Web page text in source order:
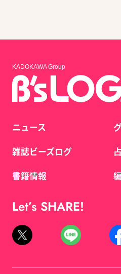
KADOKAWA Group
ニュース
雑誌ビーズログ
書籍情報
Let’s SHARE!